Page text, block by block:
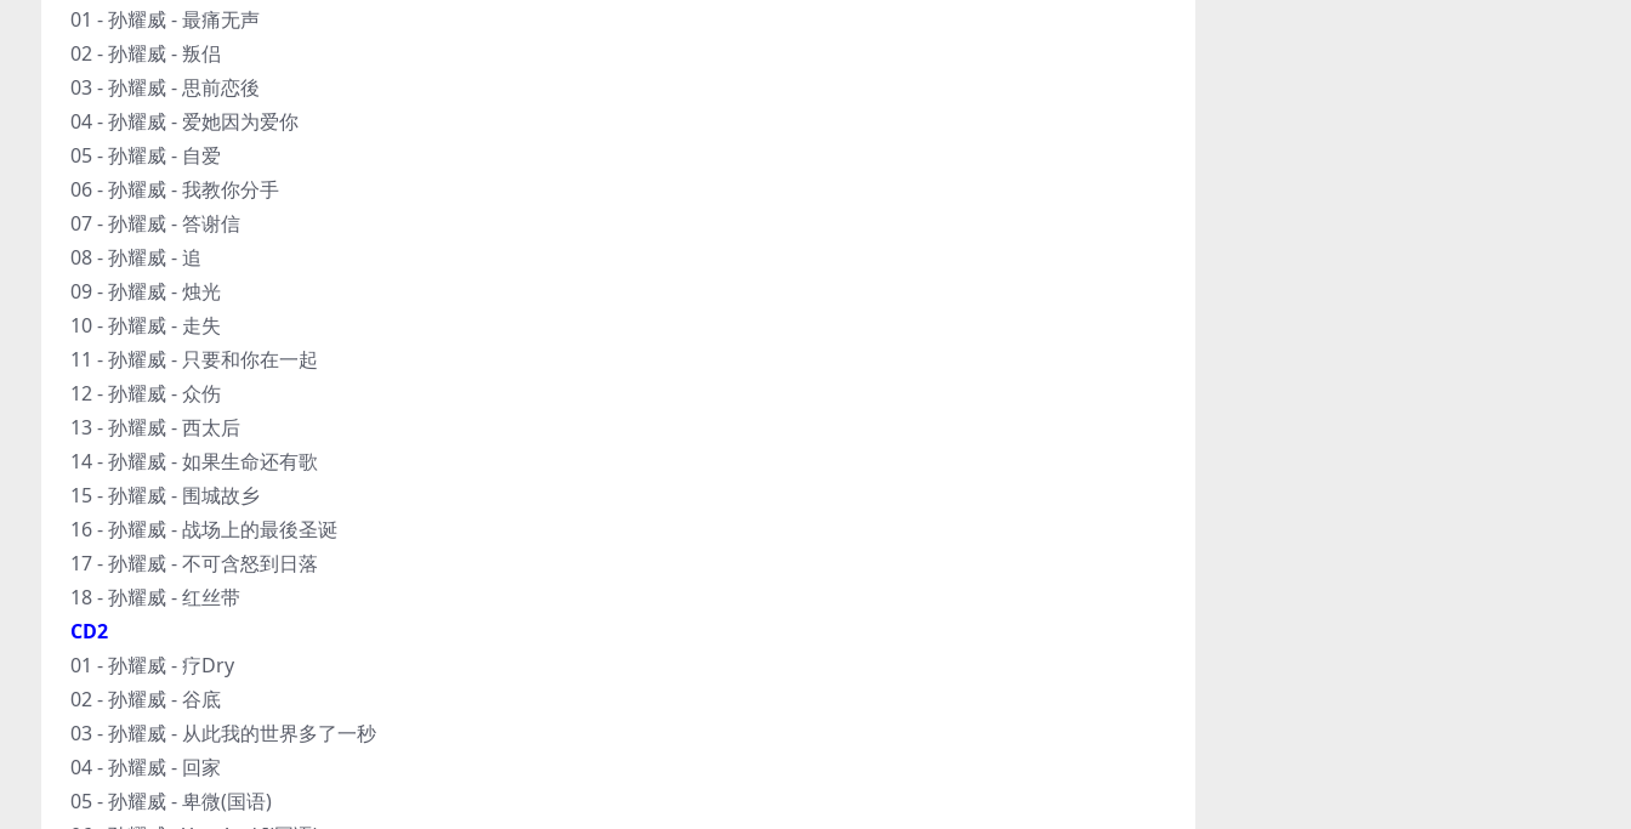
01 - 孙耀威 - 最痛无声
02 - 孙耀威 - 叛侣
03 - 孙耀威 - 思前恋後
04 - 孙耀威 - 爱她因为爱你
05 - 孙耀威 - 自爱
06 - 孙耀威 - 我教你分手
07 - 孙耀威 - 答谢信
08 - 孙耀威 - 追
09 - 孙耀威 - 烛光
10 - 孙耀威 - 走失
11 - 孙耀威 - 只要和你在一起
12 - 孙耀威 - 众伤
13 - 孙耀威 - 西太后
14 - 孙耀威 - 如果生命还有歌
15 - 孙耀威 - 围城故乡
16 - 孙耀威 - 战场上的最後圣诞
17 - 孙耀威 - 不可含怒到日落
18 - 孙耀威 - 红丝带
CD2
01 - 孙耀威 - 疗Dry
02 - 孙耀威 - 谷底
03 - 孙耀威 - 从此我的世界多了一秒
04 - 孙耀威 - 回家
05 - 孙耀威 - 卑微(国语)